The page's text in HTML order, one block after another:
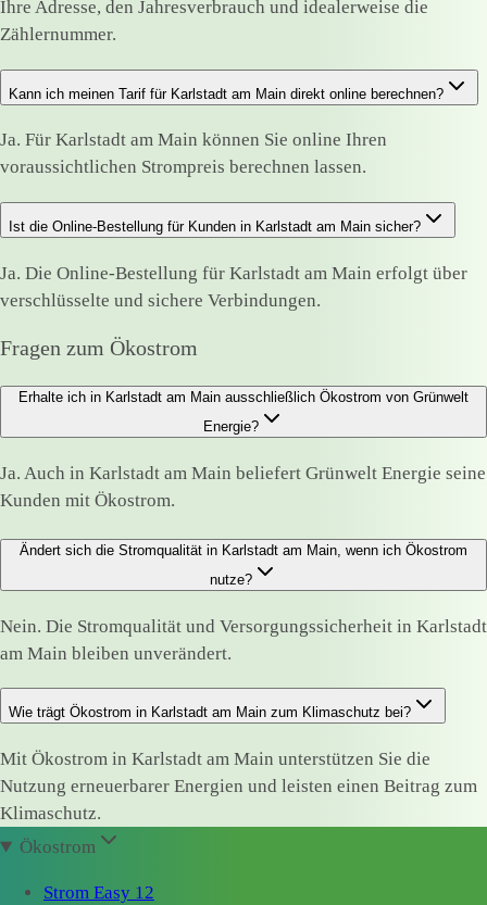
Ihre Adresse, den Jahresverbrauch und idealerweise die
Zählernummer.
Kann ich meinen Tarif für Karlstadt am Main direkt online berechnen?
Ja. Für Karlstadt am Main können Sie online Ihren
voraussichtlichen Strompreis berechnen lassen.
Ist die Online-Bestellung für Kunden in Karlstadt am Main sicher?
Ja. Die Online-Bestellung für Karlstadt am Main erfolgt über
verschlüsselte und sichere Verbindungen.
Fragen zum Ökostrom
Erhalte ich in Karlstadt am Main ausschließlich Ökostrom von Grünwelt
Energie?
Ja. Auch in Karlstadt am Main beliefert Grünwelt Energie seine
Kunden mit Ökostrom.
Ändert sich die Stromqualität in Karlstadt am Main, wenn ich Ökostrom
nutze?
Nein. Die Stromqualität und Versorgungssicherheit in Karlstadt
am Main bleiben unverändert.
Wie trägt Ökostrom in Karlstadt am Main zum Klimaschutz bei?
Mit Ökostrom in Karlstadt am Main unterstützen Sie die
Nutzung erneuerbarer Energien und leisten einen Beitrag zum
Klimaschutz.
Ökostrom
Strom Easy 12